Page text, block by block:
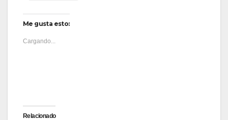
Me gusta esto:
Cargando...
Relacionado